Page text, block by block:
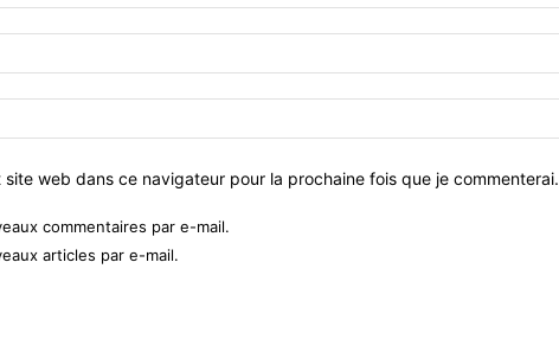
site web dans ce navigateur pour la prochaine fois que je commenterai.
commentaires par e-mail.
articles par e-mail.